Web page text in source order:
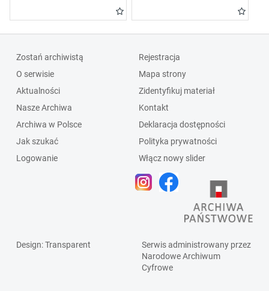
Zostań archiwistą
O serwisie
Aktualności
Nasze Archiwa
Archiwa w Polsce
Jak szukać
Logowanie
Rejestracja
Mapa strony
Zidentyfikuj materiał
Kontakt
Deklaracja dostępności
Polityka prywatności
Włącz nowy slider
Design: Transparent
Serwis administrowany przez
Narodowe Archiwum
Cyfrowe